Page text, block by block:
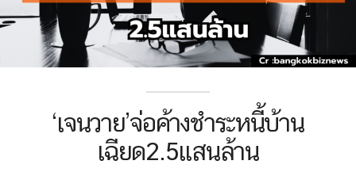
‘เจนวาย’จ่อค้างชำระหนี้บ้าน
เฉียด2.5แสนล้าน